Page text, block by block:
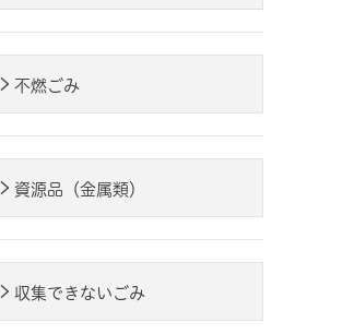
不燃ごみ
資源品（金属類）
収集できないごみ